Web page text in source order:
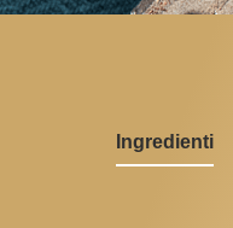
Ingredienti